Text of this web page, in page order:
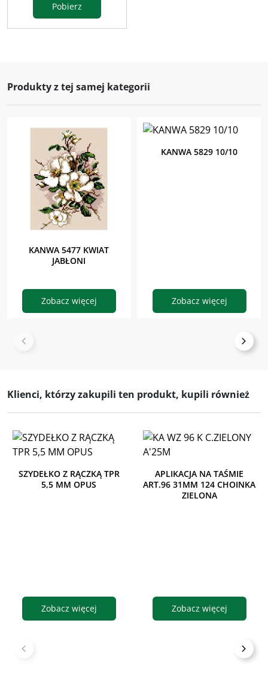
Pobierz
Produkty z tej samej kategorii
KANWA 5477 KWIAT
JABŁONI
Zobacz więcej
KANWA 5829 10/10
Zobacz więcej
Klienci, którzy zakupili ten produkt, kupili również
SZYDEŁKO Z RĄCZKĄ TPR
5,5 MM OPUS
Zobacz więcej
APLIKACJA NA TAŚMIE
ART.96 31MM 124 CHOINKA
ZIELONA
Zobacz więcej